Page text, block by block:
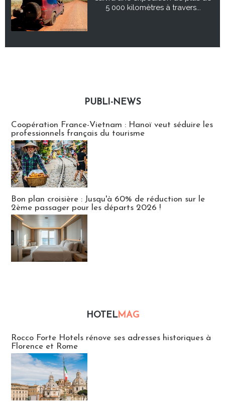
5 000 kilomètres à travers...
PUBLI-NEWS
Coopération France-Vietnam : Hanoï veut séduire les
professionnels français du tourisme
Bon plan croisière : Jusqu'à 60% de réduction sur le
2ème passager pour les départs 2026 !
HOTELMAG
Rocco Forte Hotels rénove ses adresses historiques à
Florence et Rome